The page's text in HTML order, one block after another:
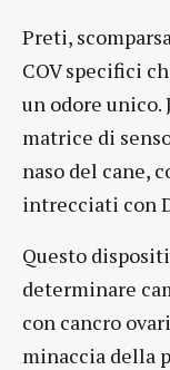
Preti,
COV specifici
un odore unico.
matrice di
naso del cane,
intrecciati con
Questo
determinare
con cancro
minaccia della